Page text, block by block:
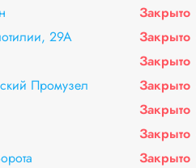
Закрыто
29А Закрыто
Закрыто
Промузел Закрыто
Закрыто
Закрыто
Закрыто